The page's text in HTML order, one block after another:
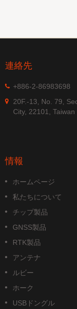
連絡先
+886-2-86983698
20F.-13, No. 79,
City, 22101, Taiwan
情報
ホームページ
私たちについて
チップ製品
GNSS製品
RTK製品
アンテナ
ルビー
ホーク
USBドングル